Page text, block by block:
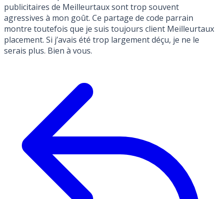
publicitaires de Meilleurtaux sont trop souvent
agressives à mon goût. Ce partage de code parrain
montre toutefois que je suis toujours client Meilleurtaux
placement. Si j’avais été trop largement déçu, je ne le
serais plus. Bien à vous.